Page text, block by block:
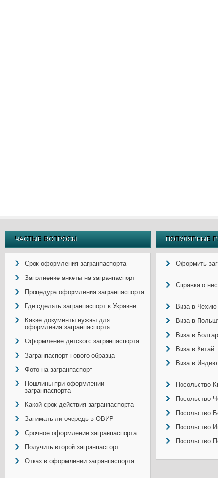
ЧАСТЫЕ ВОПРОСЫ
Срок оформления загранпаспорта
Заполнение анкеты на загранпаспорт
Процедура оформления загранпаспорта
Где сделать загранпаспорт в Украине
Какие документы нужны для
оформления загранпаспорта
Оформление детского загранпаспорта
Загранпаспорт нового образца
Фото на загранпаспорт
Пошлины при оформлении
загранпаспорта
Какой срок действия загранпаспорта
Занимать ли очередь в ОВИР
Срочное оформление загранпаспорта
Получить второй загранпаспорт
Отказ в оформлении загранпаспорта
ПОПУЛЯРНЫЕ
Оформить
Справка о
Виза в Чехию
Виза в
Виза в
Виза в Китай
Виза в Индию
Посольство
Посольство
Посольство
Посольство
Посольство